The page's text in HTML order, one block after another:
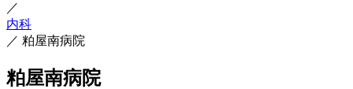
／
内科
／ 粕屋南病院
粕屋南病院